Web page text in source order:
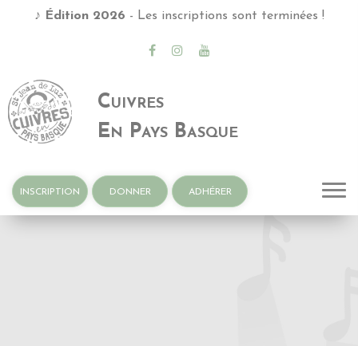
♪ Édition 2026 - Les inscriptions sont terminées !
Cuivres
En Pays Basque
INSCRIPTION DONNER ADHÉRER